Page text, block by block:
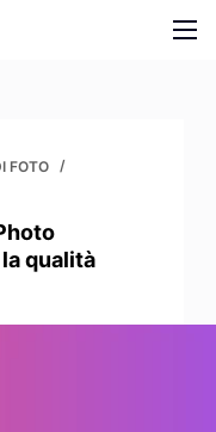
FOTO
qualità